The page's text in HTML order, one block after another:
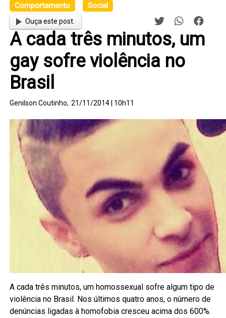
Comportamento Social
Ouça este post.
A cada três minutos, um
gay sofre violência no
Brasil
Genilson Coutinho, 21/11/2014 | 10h11
A cada três minutos, um homossexual sofre algum tipo de
violência no Brasil. Nos últimos quatro anos, o número de
denúncias ligadas à homofobia cresceu acima dos 600%.